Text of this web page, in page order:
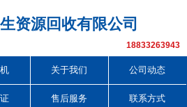
资源回收有限公司
18833263943
关于我们 公司动态
售后服务 联系方式